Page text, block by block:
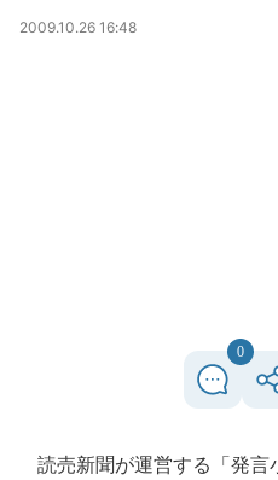
2009.10.26 16:48
0
読売新聞が運営する「発言